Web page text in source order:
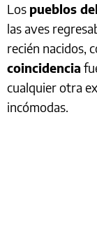
Los pueblos
las aves
recién nacidos,
coincidencia
cualquier otra
incómodas.